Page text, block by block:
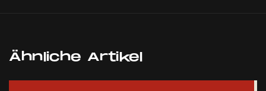
Ähnliche Artikel